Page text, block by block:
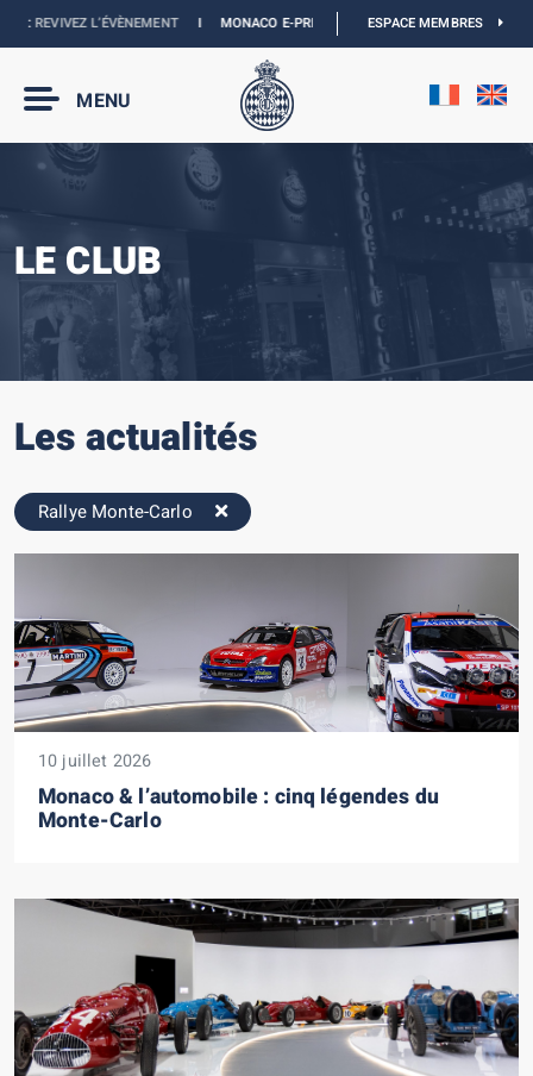
L’ÉVÈNEMENTIMONACO E-PRIX 2027 : LES DATES SONT OFFICIELLES
ESPACE MEMBRES
MENU
LE CLUB
Les actualités
Rallye Monte-Carlo
10 juillet 2026
Monaco & l’automobile : cinq légendes du
Monte-Carlo